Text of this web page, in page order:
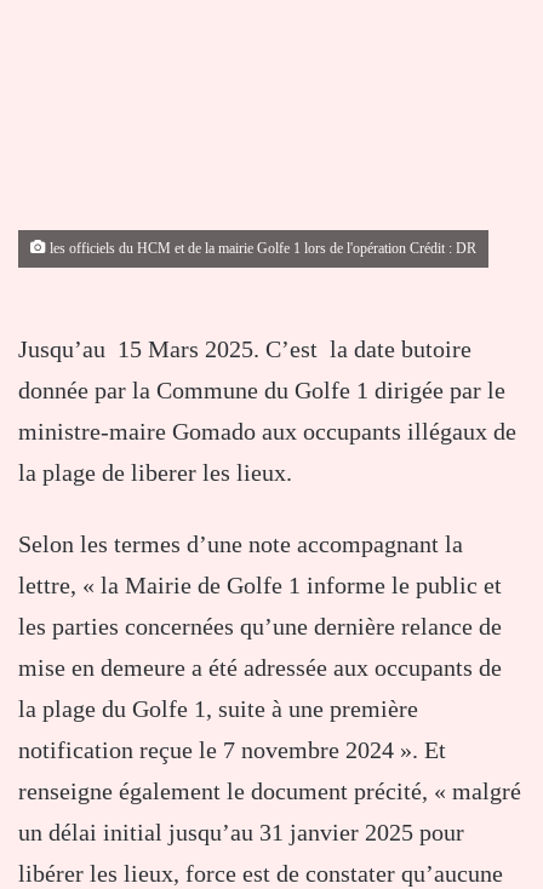
les officiels du HCM et de la mairie Golfe 1 lors de l'opération Crédit : DR
Jusqu’au 15 Mars 2025. C’est la date butoire
donnée par la Commune du Golfe 1 dirigée par le
ministre-maire Gomado aux occupants illégaux de
la plage de liberer les lieux.
Selon les termes d’une note accompagnant la
lettre, « la Mairie de Golfe 1 informe le public et
les parties concernées qu’une dernière relance de
mise en demeure a été adressée aux occupants de
la plage du Golfe 1, suite à une première
notification reçue le 7 novembre 2024 ». Et
renseigne également le document précité, « malgré
un délai initial jusqu’au 31 janvier 2025 pour
libérer les lieux, force est de constater qu’aucune